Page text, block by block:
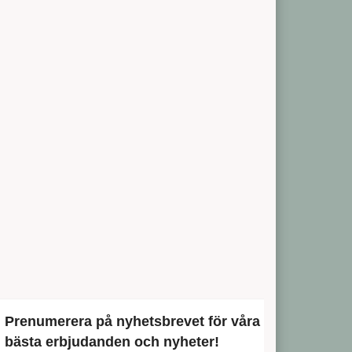
Prenumerera på nyhetsbrevet för våra
bästa erbjudanden och nyheter!